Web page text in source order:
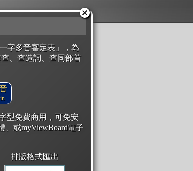
字多音審定表」，為
、查造詞、查同部首
型免費商用，可免安
、或myViewBoard電子
排版格式匯出